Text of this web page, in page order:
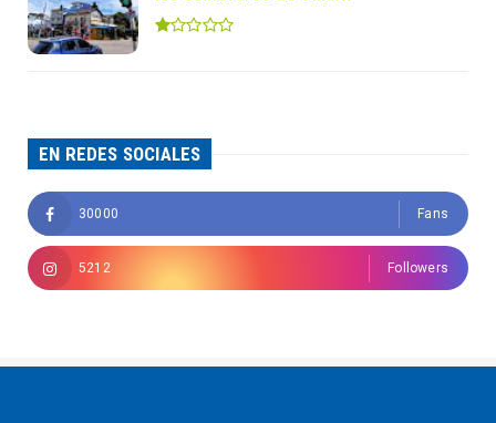
EN REDES SOCIALES
30000 Fans
5212 Followers